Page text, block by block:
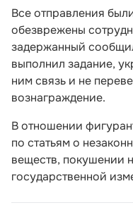
Все отправления
обезврежены
задержанный
выполнил задание,
ним связь и не
вознаграждение.
В отношении
по статьям о
веществ, покушении
государственной